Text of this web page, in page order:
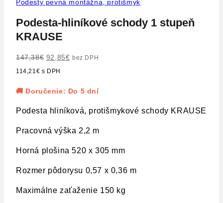
Podesty pevná montážna, protišmyk
Podesta-hliníkové schody 1 stupeň
KRAUSE
147,38€ Pôvodná
cena
147,38€.
92,85€Aktuálna
92,85€.
bez DPH
114,21 € s DPH
🚚 Doručenie: Do 5 dní
Podesta hliníková, protišmykové schody KRAUSE
Pracovná výška 2,2 m
Horná plošina 520 x 305 mm
Rozmer pôdorysu 0,57 x 0,36 m
Maximálne zaťaženie 150 kg